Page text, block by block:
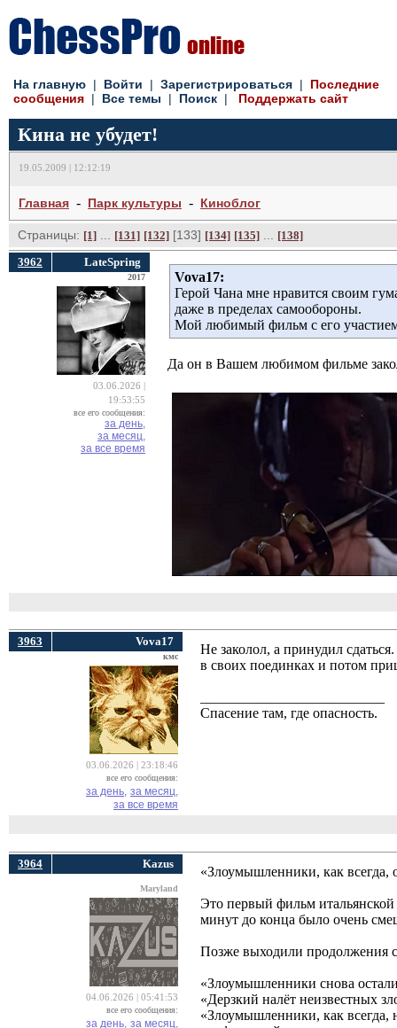
На главную | Войти | Зарегистрироваться | Последние
сообщения | Все темы | Поиск | Поддержать сайт
Кина не убудет!
19.05.2009 | 12:12:19
Главная - Парк культуры - Киноблог
Страницы: [1] [131] [132] [133] [134] [135]
[138]
3962
LateSpring
2017
03.06.2026 |
19:53:55
все его сообщения:
за день,
за месяц,
за все время
Vova17:
Герой Чана мне нравится своим
даже в пределах самообороны.
Мой любимый фильм с его
Да он в Вашем любимом фильме
3963 Vova17
кмс
03.06.2026 | 23:18:46
все его сообщения:
за день, за месяц,
за все время
Не заколол, а принудил
в своих поединках и потом
Спасение там, где опасность.
3964 Kazus
Maryland
04.06.2026 | 05:41:53
все его сообщения:
за день, за месяц,
«Злоумышленники, как всегда,
Это первый фильм
минут до конца было очень
Позже выходили продолжения
«Злоумышленники снова
«Дерзкий налёт неизвестных
«Злоумышленники, как всегда,